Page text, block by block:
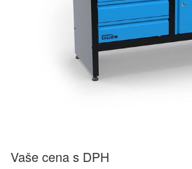
Vaše cena s DPH